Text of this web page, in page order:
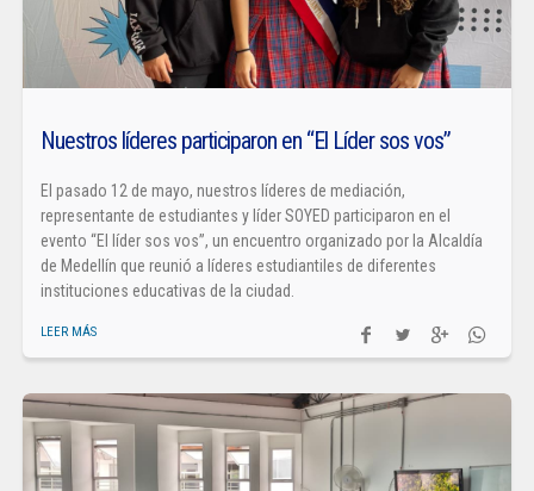
Nuestros líderes participaron en “El Líder sos vos”
El pasado 12 de mayo, nuestros líderes de mediación,
representante de estudiantes y líder SOYED participaron en el
evento “El líder sos vos”, un encuentro organizado por la Alcaldía
de Medellín que reunió a líderes estudiantiles de diferentes
instituciones educativas de la ciudad.
LEER MÁS